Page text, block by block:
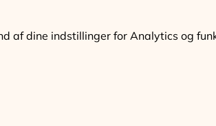
af dine indstillinger for Analytics og